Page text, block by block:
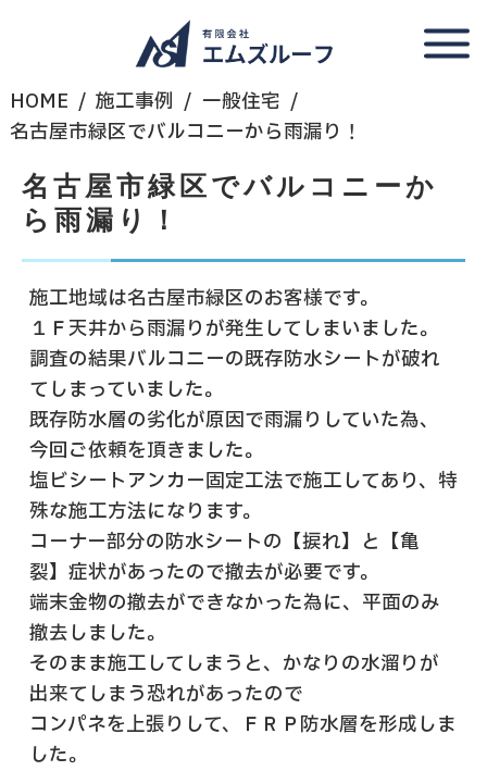
HOME 施工事例
一般住宅
名古屋市緑区でバルコニーから雨漏り！
名古屋市緑区でバルコニーか
ら雨漏り！
施工地域は名古屋市緑区のお客様です。
１Ｆ天井から雨漏りが発生してしまいました。
調査の結果バルコニーの既存防水シートが破れ
てしまっていました。
既存防水層の劣化が原因で雨漏りしていた為、
今回ご依頼を頂きました。
塩ビシートアンカー固定工法で施工してあり、特
殊な施工方法になります。
コーナー部分の防水シートの【捩れ】と【亀
裂】症状があったので撤去が必要です。
端末金物の撤去ができなかった為に、平面のみ
撤去しました。
そのまま施工してしまうと、かなりの水溜りが
出来てしまう恐れがあったので
コンパネを上張りして、ＦＲＰ防水層を形成しま
した。